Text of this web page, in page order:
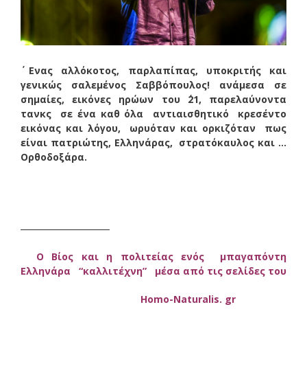
΄ Ενας αλλόκοτος, παρλαπίπας, υποκριτής και
γενικώς σαλεμένος Σαββόπουλος! ανάμεσα σε
σημαίες, εικόνες ηρώων του ΄21, παρελαύνοντα
τανκς σε ένα καθ όλα αντιαισθητικό κρεσέντο
εικόνας και λόγου, ωρυόταν και ορκιζόταν πως
είναι πατριώτης, Ελληνάρας, στρατόκαυλος και …
Ορθοδοξάρα.
Ο Βίος και η πολιτείας ενός μπαγαπόντη
Ελληνάρα “καλλιτέχνη” μέσα από τις σελίδες του
Homo-Naturalis. gr